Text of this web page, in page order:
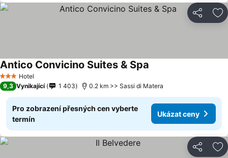
Sdílet
3 Počet hvězdiček
Hotel
Antico Convicino Suites & Spa
9,3 Vynikající 1 403 0.2 km >> Sassi di Matera
Pro zobrazení přesných cen vyberte
termín
Ukázat ceny
Sdílet